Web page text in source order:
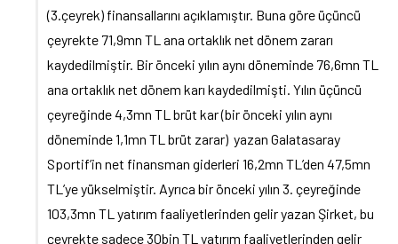
(3.çeyrek) finansallarını açıklamıştır. Buna göre üçüncü
çeyrekte 71,9mn TL ana ortaklık net dönem zararı
kaydedilmiştir. Bir önceki yılın aynı döneminde 76,6mn TL
ana ortaklık net dönem karı kaydedilmişti. Yılın üçüncü
çeyreğinde 4,3mn TL brüt kar (bir önceki yılın aynı
döneminde 1,1mn TL brüt zarar) yazan Galatasaray
Sportif’in net finansman giderleri 16,2mn TL’den 47,5mn
TL’ye yükselmiştir. Ayrıca bir önceki yılın 3. çeyreğinde
103,3mn TL yatırım faaliyetlerinden gelir yazan Şirket, bu
çeyrekte sadece 30bin TL yatırım faaliyetlerinden gelir